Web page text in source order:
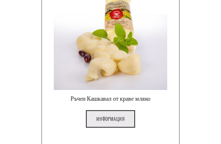
Ръчен Кашкавал от краве мляко
ИНФОРМАЦИЯ